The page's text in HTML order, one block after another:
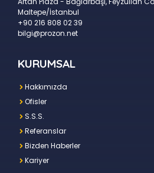
Maltepe/İstanbul
+90 216 808 02 39
bilgi@prozon.net
KURUMSAL
Hakkımızda
Ofisler
S.S.S.
Referanslar
Bizden Haberler
Kariyer